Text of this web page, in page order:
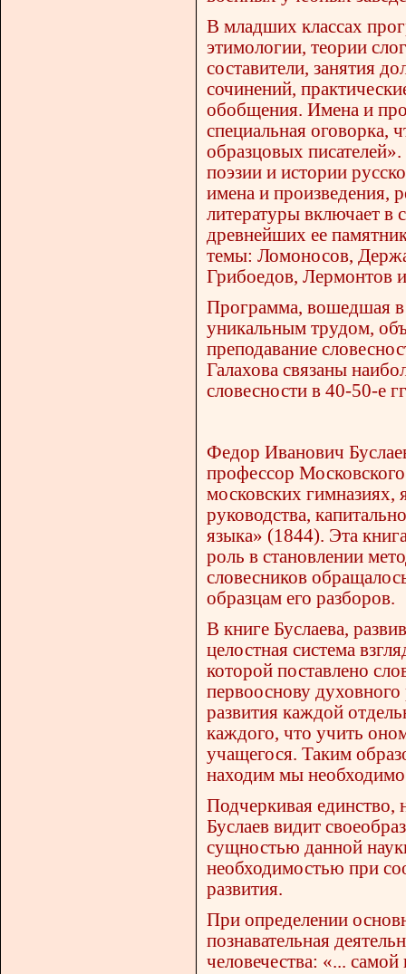
В младших классах
этимологии, теории
составители, занятия
сочинений,
обобщения. Имена и
специальная
образцовых
поэзии и истории
имена и произведения,
литературы включает в
древнейших ее
темы: Ломоносов,
Грибоедов, Лермонтов
Программа, вошедшая в
уникальным трудом,
преподавание
Галахова связаны
словесности в 40-50-е
Федор Иванович
профессор
московских гимназиях,
руководства,
языка» (1844). Эта
роль в становлении
словесников
образцам его разборов.
В книге Буслаева,
целостная система
которой поставлено
первооснову духовного
развития каждой
каждого, что учить
учащегося. Таким
находим мы
Подчеркивая единство,
Буслаев видит
сущностью данной
необходимостью при
развития.
При определении
познавательная
человечества: «...